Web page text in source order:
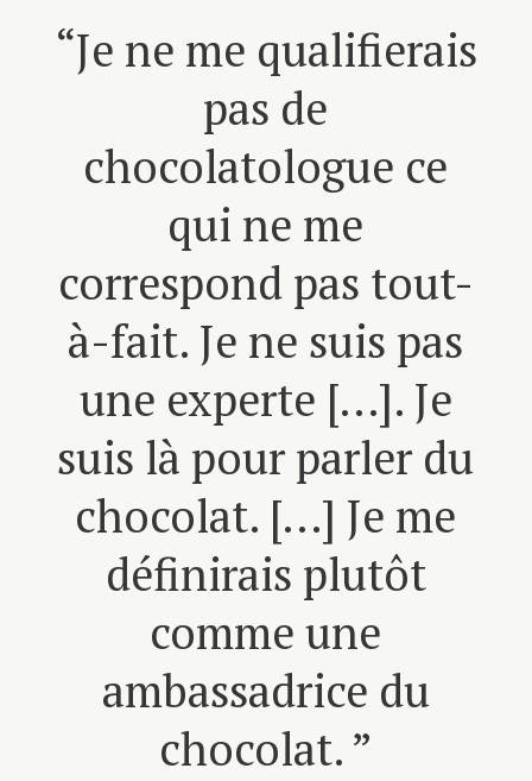
“Je ne me qualifierais
pas de
chocolatologue ce
qui ne me
correspond pas tout-
à-fait. Je ne suis pas
une experte […]. Je
suis là pour parler du
chocolat. […] Je me
définirais plutôt
comme une
ambassadrice du
chocolat. ”